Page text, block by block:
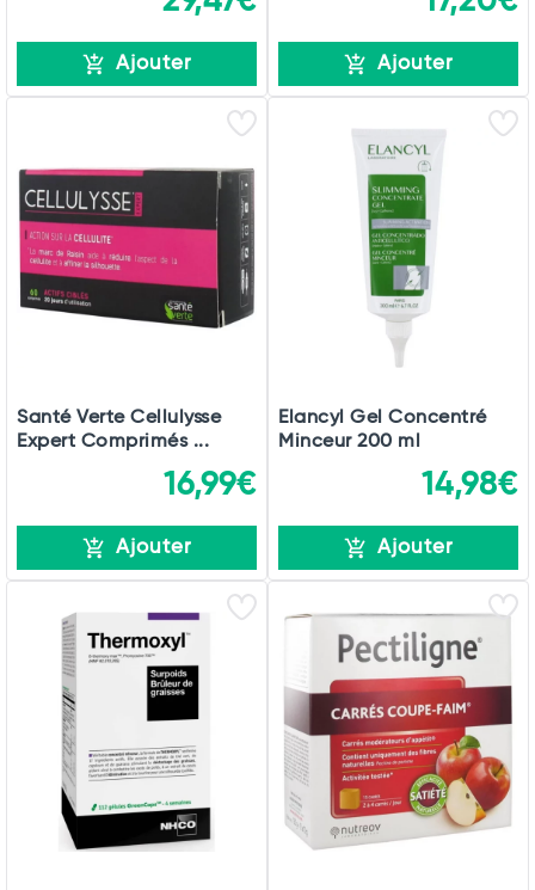
Ajouter Ajouter
Santé Verte Cellulysse
Expert Comprimés ...
16,99€
Ajouter
Elancyl Gel Concentré
Minceur 200 ml
14,98€
Ajouter